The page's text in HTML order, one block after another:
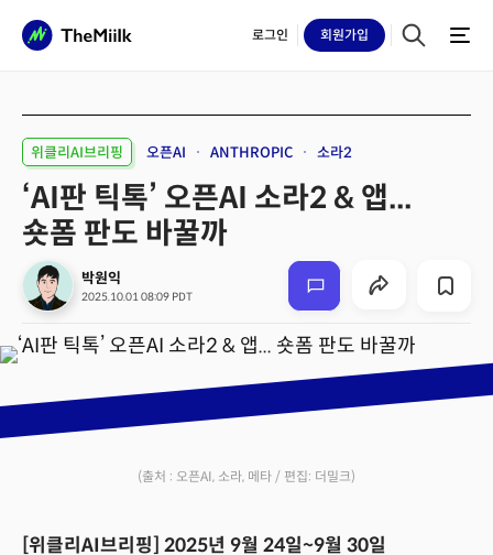
로그인 회원가입
위클리AI브리핑 오픈AI ANTHROPIC 소라2
‘AI판 틱톡’ 오픈AI 소라2 & 앱...
숏폼 판도 바꿀까
박원익
2025.10.01 08:09 PDT
(출처 : 오픈AI, 소라, 메타 / 편집: 더밀크)
[위클리AI브리핑] 2025년 9월 24일~9월 30일